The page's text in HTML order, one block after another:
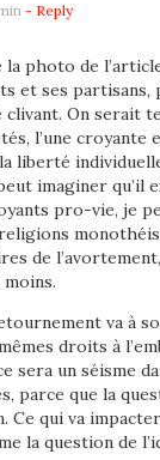
- Reply
la photo de
et ses partisans,
clivant. On serait
l’une croyante
liberté
imaginer qu’il
pro-vie, je
de
va à
droits à
sera un séisme
parce que la
Ce qui va
la question de